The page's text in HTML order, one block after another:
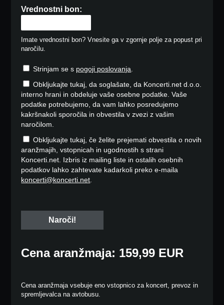
Vrednostni bon:
Imate vrednostni bon? Vnesite ga v zgornje polje za popust pri
naročilu.
Strinjam se s pogoji poslovanja.
Obkljukajte tukaj, da soglašate, da Koncerti.net d.o.o.
interno hrani in obdeluje vaše osebne podatke. Vaše
podatke potrebujemo, da vam lahko posredujemo
kakršnakoli sporočila in obvestila v zvezi z vašim
naročilom.
Obkljukajte tukaj, če želite prejemati obvestila o novih
aranžmajih, vstopnicah in ugodnostih s strani
Koncerti.net. Izbris iz mailing liste in ostalih osebnih
podatkov lahko zahtevate kadarkoli preko e-maila
koncerti@koncerti.net.
Cena aranžmaja: 159,99 EUR
Cena aranžmaja vsebuje eno vstopnico za koncert, prevoz in
spremljevalca na avtobusu.